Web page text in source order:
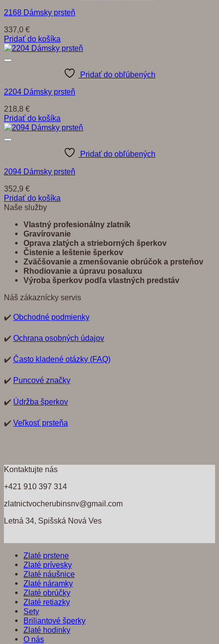
2168 Dámsky prsteň
337,0 €
Pridať do košíka
Pridať do obľúbených
2204 Dámsky prsteň
218,8 €
Pridať do košíka
Pridať do obľúbených
2094 Dámsky prsteň
352,9 €
Pridať do košíka
Naše služby
Vlastný profesionálny zlatník
Gravírovanie
Oprava zlatých a strieborných šperkov
Čistenie a leštenie šperkov
Zväčšovanie a zmenšovanie obrúčok a prsteňov
Rhodiovanie a úpravu posaluxu
Výroba šperkov podľa vlastných predstáv
Náš zákaznícky servis
✔️ Obchodné podmienky
✔️ Ochrana osobných údajov
✔️ Často kladené otázky (FAQ)
✔️ Puncové značky
✔️ Údržba šperkov
✔️ Veľkosť prsteňa
Kontaktujte nás
+421 910 397 314
zlatnictvocherubinsnv@gmail.com
Letná 34, Spišská Nová Ves
Zlaté prstene
Zlaté prívesky
Zlaté náušnice
Zlaté náramky
Zlaté obrúčky
Zlaté retiazky
Sety
Briliantové šperky
Zlaté hodinky
O nás